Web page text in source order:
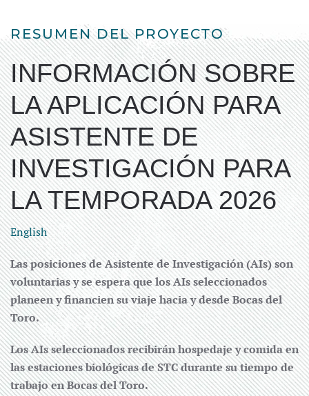
RESUMEN DEL PROYECTO
INFORMACIÓN SOBRE
LA APLICACIÓN PARA
ASISTENTE DE
INVESTIGACIÓN PARA
LA TEMPORADA 2026
English
Las posiciones de Asistente de Investigación (AIs) son
voluntarias y se espera que los AIs seleccionados
planeen y financien su viaje hacia y desde Bocas del
Toro.
Los AIs seleccionados recibirán hospedaje y comida en
las estaciones biológicas de STC durante su tiempo de
trabajo en Bocas del Toro.